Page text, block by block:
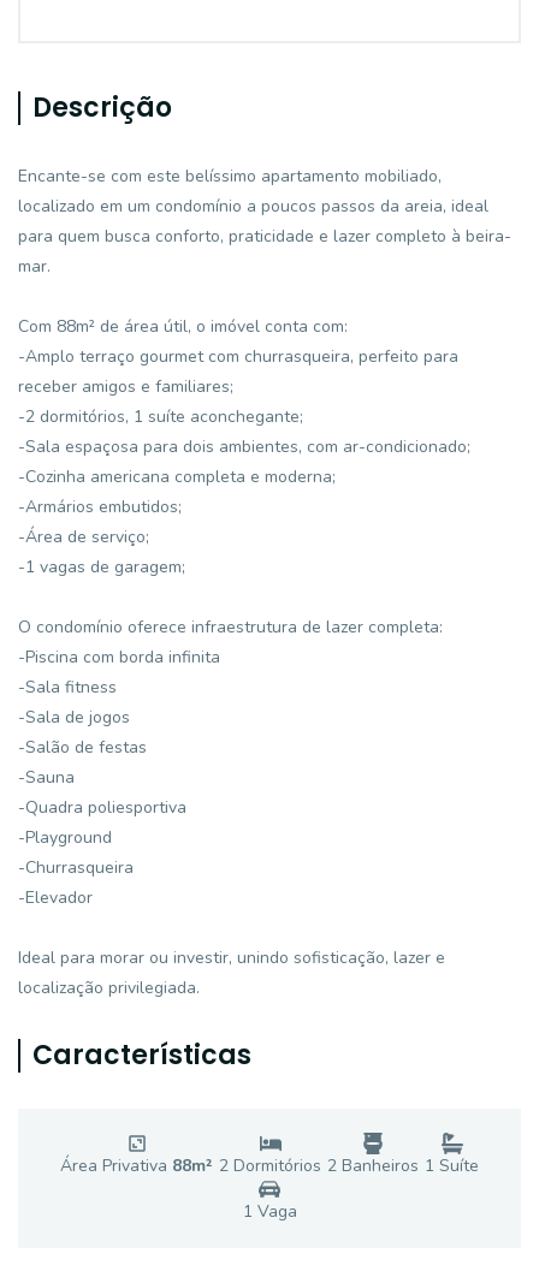
Descrição
Encante-se com este belíssimo apartamento mobiliado,
localizado em um condomínio a poucos passos da areia, ideal
para quem busca conforto, praticidade e lazer completo à beira-
mar.
Com 88m² de área útil, o imóvel conta com:
-Amplo terraço gourmet com churrasqueira, perfeito para
receber amigos e familiares;
-2 dormitórios, 1 suíte aconchegante;
-Sala espaçosa para dois ambientes, com ar-condicionado;
-Cozinha americana completa e moderna;
-Armários embutidos;
-Área de serviço;
-1 vagas de garagem;
O condomínio oferece infraestrutura de lazer completa:
-Piscina com borda infinita
-Sala fitness
-Sala de jogos
-Salão de festas
-Sauna
-Quadra poliesportiva
-Playground
-Churrasqueira
-Elevador
Ideal para morar ou investir, unindo sofisticação, lazer e
localização privilegiada.
Características
Área Privativa 88m² 2 Dormitórios 2 Banheiros 1 Suíte
1 Vaga